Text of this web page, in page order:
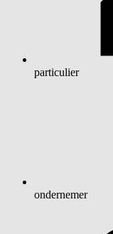
particulier
ondernemer